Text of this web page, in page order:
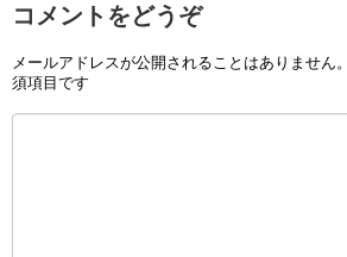
コメントをどうぞ
メールアドレスが公開されることはありません。
須項目です